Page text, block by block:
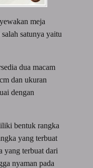
meja
satunya yaitu
dua macam
dan ukuran
dengan
bentuk rangka
yang terbuat
yang terbuat dari
nyaman pada